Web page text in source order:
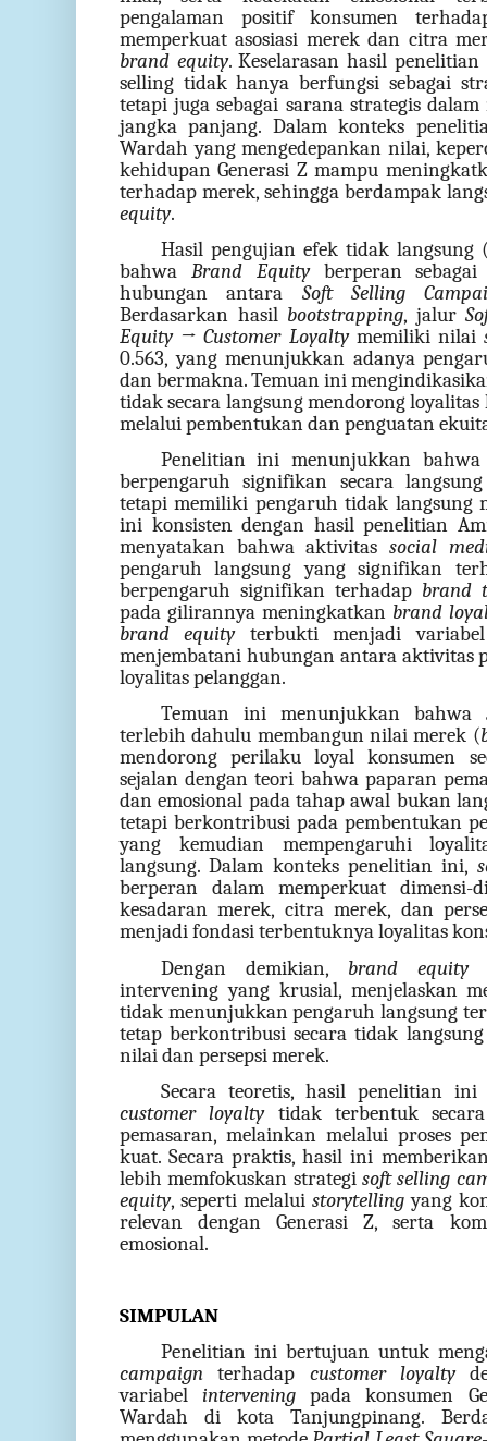
pengalaman positif konsumen
memperkuat asosiasi merek dan citra
brand equity. Keselarasan hasil
selling tidak hanya berfungsi sebagai
tetapi juga sebagai sarana strategis
jangka panjang. Dalam konteks
Wardah yang mengedepankan nilai,
kehidupan Generasi Z mampu
terhadap merek, sehingga berdampak
equity.
Hasil pengujian efek tidak langsung
bahwa Brand Equityberperan sebagai
hubungan antara Soft Selling
Berdasarkan hasil bootstrapping, jalur
Equity → Customer Loyaltymemiliki nilai
0.563, yang menunjukkan adanya
dan bermakna. Temuan ini
tidak secara langsung mendorong
melalui pembentukan dan penguatan
Penelitian ini menunjukkan
berpengaruh signifikan secara
tetapi memiliki pengaruh tidak langsung
ini konsisten dengan hasil penelitian
menyatakan bahwa aktivitassocial
pengaruh langsung yang signifikan
berpengaruh signifikan terhadap brand
pada gilirannya meningkatkan brand
brand equityterbukti menjadi
menjembatani hubungan antara aktivitas
loyalitas pelanggan.
Temuan ini menunjukkan bahwa
terlebih dahulu membangun nilai merek (
mendorong perilaku loyal konsumen
sejalan dengan teori bahwa paparan
dan emosional pada tahap awal bukan
tetapi berkontribusi pada pembentukan
yang kemudian mempengaruhi
langsung. Dalam konteks penelitian ini,
berperan dalam memperkuat dimensi-
kesadaran merek, citra merek, dan
menjadi fondasi terbentuknya loyalitas
Dengan demikian, brand equity
intervening yang krusial, menjelaskan
tidak menunjukkan pengaruh langsung
tetap berkontribusi secara tidak
nilai dan persepsi merek.
Secara teoretis, hasil penelitian
customer loyaltytidak terbentuk
pemasaran, melainkan melalui proses
kuat. Secara praktis, hasil ini
lebih memfokuskan strategisoft selling
equity, seperti melalui storytelling yang
relevan dengan Generasi Z, serta
emosional.
SIMPULAN
Penelitian ini bertujuan untuk
campaign terhadap customer loyalty
variabelintervening pada konsumen
Wardah di kota Tanjungpinang.